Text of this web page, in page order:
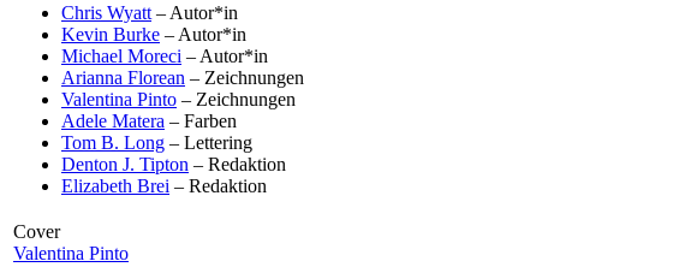
Chris Wyatt – Autor*in
Kevin Burke – Autor*in
Michael Moreci – Autor*in
Arianna Florean – Zeichnungen
Valentina Pinto – Zeichnungen
Adele Matera – Farben
Tom B. Long – Lettering
Denton J. Tipton – Redaktion
Elizabeth Brei – Redaktion
Cover
Valentina Pinto